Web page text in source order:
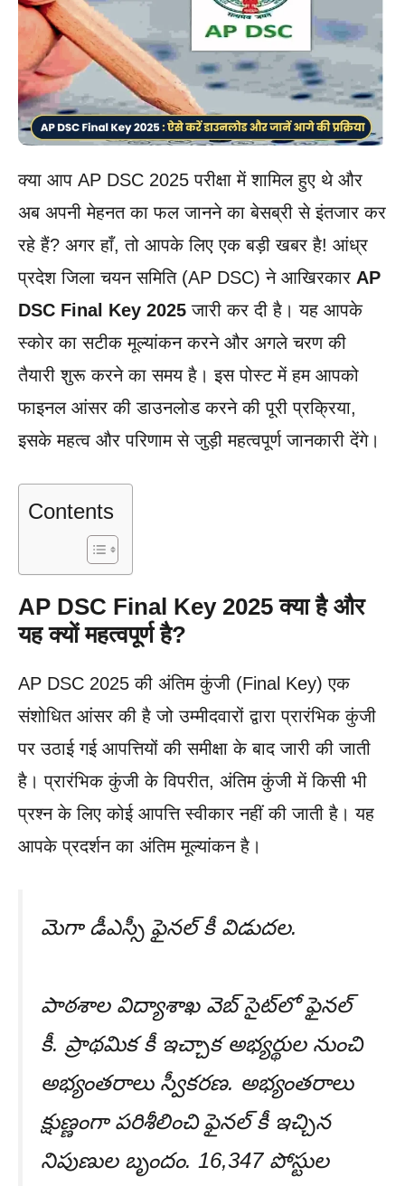
क्या आप AP DSC 2025 परीक्षा में शामिल हुए थे और
अब अपनी मेहनत का फल जानने का बेसब्री से इंतजार कर
रहे हैं? अगर हाँ, तो आपके लिए एक बड़ी खबर है! आंध्र
प्रदेश जिला चयन समिति (AP DSC) ने आखिरकार AP
DSC Final Key 2025 जारी कर दी है। यह आपके
स्कोर का सटीक मूल्यांकन करने और अगले चरण की
तैयारी शुरू करने का समय है। इस पोस्ट में हम आपको
फाइनल आंसर की डाउनलोड करने की पूरी प्रक्रिया,
इसके महत्व और परिणाम से जुड़ी महत्वपूर्ण जानकारी देंगे।
Contents
AP DSC Final Key 2025 क्या है और
यह क्यों महत्वपूर्ण है?
AP DSC 2025 की अंतिम कुंजी (Final Key) एक
संशोधित आंसर की है जो उम्मीदवारों द्वारा प्रारंभिक कुंजी
पर उठाई गई आपत्तियों की समीक्षा के बाद जारी की जाती
है। प्रारंभिक कुंजी के विपरीत, अंतिम कुंजी में किसी भी
प्रश्न के लिए कोई आपत्ति स्वीकार नहीं की जाती है। यह
आपके प्रदर्शन का अंतिम मूल्यांकन है।
మెగా డీఎస్సీ ఫైనల్ కీ విడుదల.
పాఠశాల విద్యాశాఖ వెబ్ సైట్‍లో ఫైనల్
కీ. ప్రాథమిక కీ ఇచ్చాక అభ్యర్థుల నుంచి
అభ్యంతరాలు స్వీకరణ. అభ్యంతరాలు
క్షుణ్ణంగా పరిశీలించి ఫైనల్ కీ ఇచ్చిన
నిపుణుల బృందం. 16,347 పోస్టుల